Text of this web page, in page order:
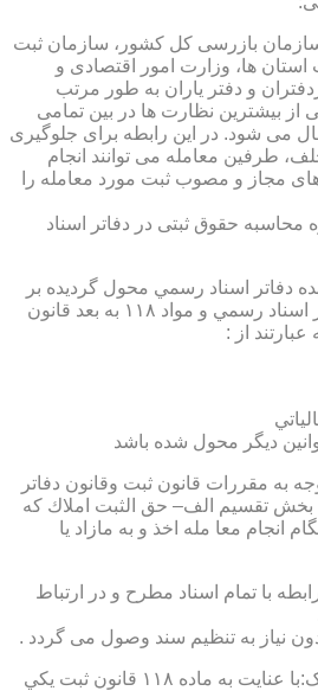
بازرسی کل کشور، سازمان ثبت
استان ها، وزارت امور اقتصادی و
و دفتر یاران به طور مرتب
بیشترین نظارت ها در بین تمامی
می شود. در این رابطه برای جلوگیری
طرفین معامله می توانند انجام
مجاز و مصوب ثبت مورد معامله را
محاسبه حقوق ثبتی در دفاتر اسناد
دفاتر اسناد رسمي محول گرديده بر
اساس ماده ۵۰ قانون دفاتر اسناد رسمي و مواد ۱۱۸ به بعد قانون
از :
به مقررات قانون ثبت وقانون دفاتر
بخش تقسيم الف– حق الثبت املاك كه
انجام معا مله اخذ و به مازاد يا
با تمام اسناد مطرح و در ارتباط
نياز به تنظیم سند وصول می گردد .
بخش اول – حق الثبت املاک:با عنايت به ماده ۱۱۸ قانون ثبت يكي